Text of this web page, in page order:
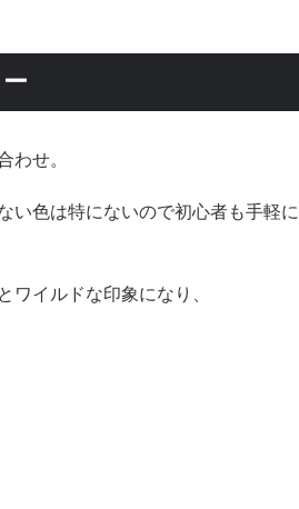
せ。
い色は特にないので初心者も手軽に
イルドな印象になり、